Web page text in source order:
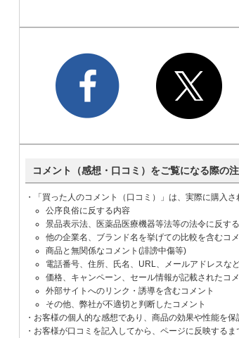
コメント（感想・口コミ）をご覧になる際の
・「買った人のコメント（口コミ）」は、実際に購入
公序良俗に反する内容
景品表示法、医薬品医療機器等法等の法令に反す
他の企業名、ブランド名を挙げての比較を含むコ
商品と無関係なコメント(誹謗中傷等)
電話番号、住所、氏名、URL、メールアドレスな
価格、キャンペーン、セール情報が記載されたコ
外部サイトへのリンク・誘導を含むコメント
その他、弊社が不適切と判断したコメント
・お客様の個人的な感想であり、商品の効果や性能を保
・お客様が口コミを記入してから、ページに反映する